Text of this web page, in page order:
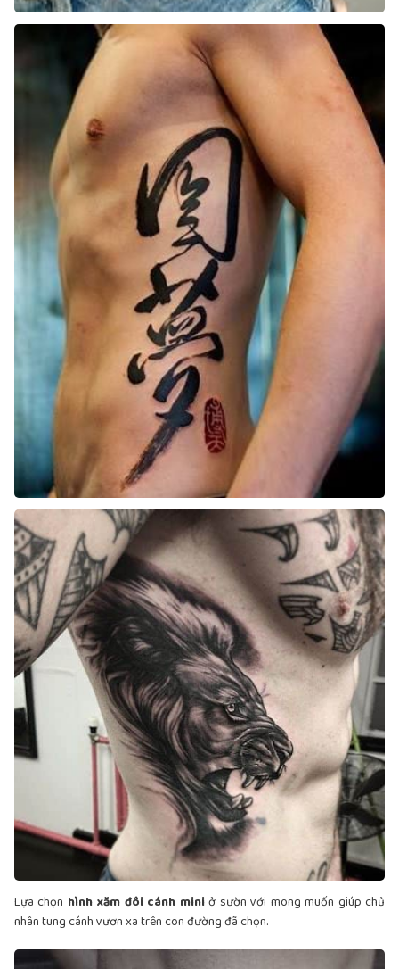
Lựa chọn hình xăm đôi cánh miniở sườn với mong muốn giúp chủ
nhân tung cánh vươn xa trên con đường đã chọn.